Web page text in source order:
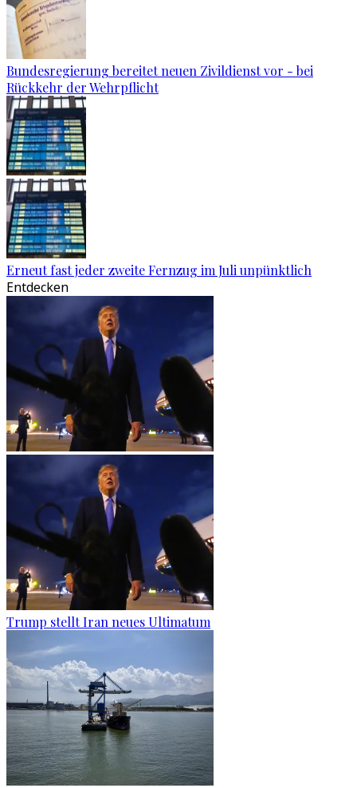
Bundesregierung bereitet neuen Zivildienst vor - bei
Rückkehr der Wehrpflicht
Erneut fast jeder zweite Fernzug im Juli unpünktlich
Entdecken
Trump stellt Iran neues Ultimatum